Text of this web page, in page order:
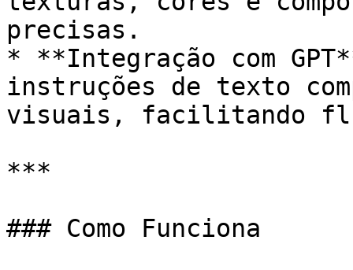
precisas.
* **Integração com
instruções de texto
visuais, facilitando
***
### Como Funciona